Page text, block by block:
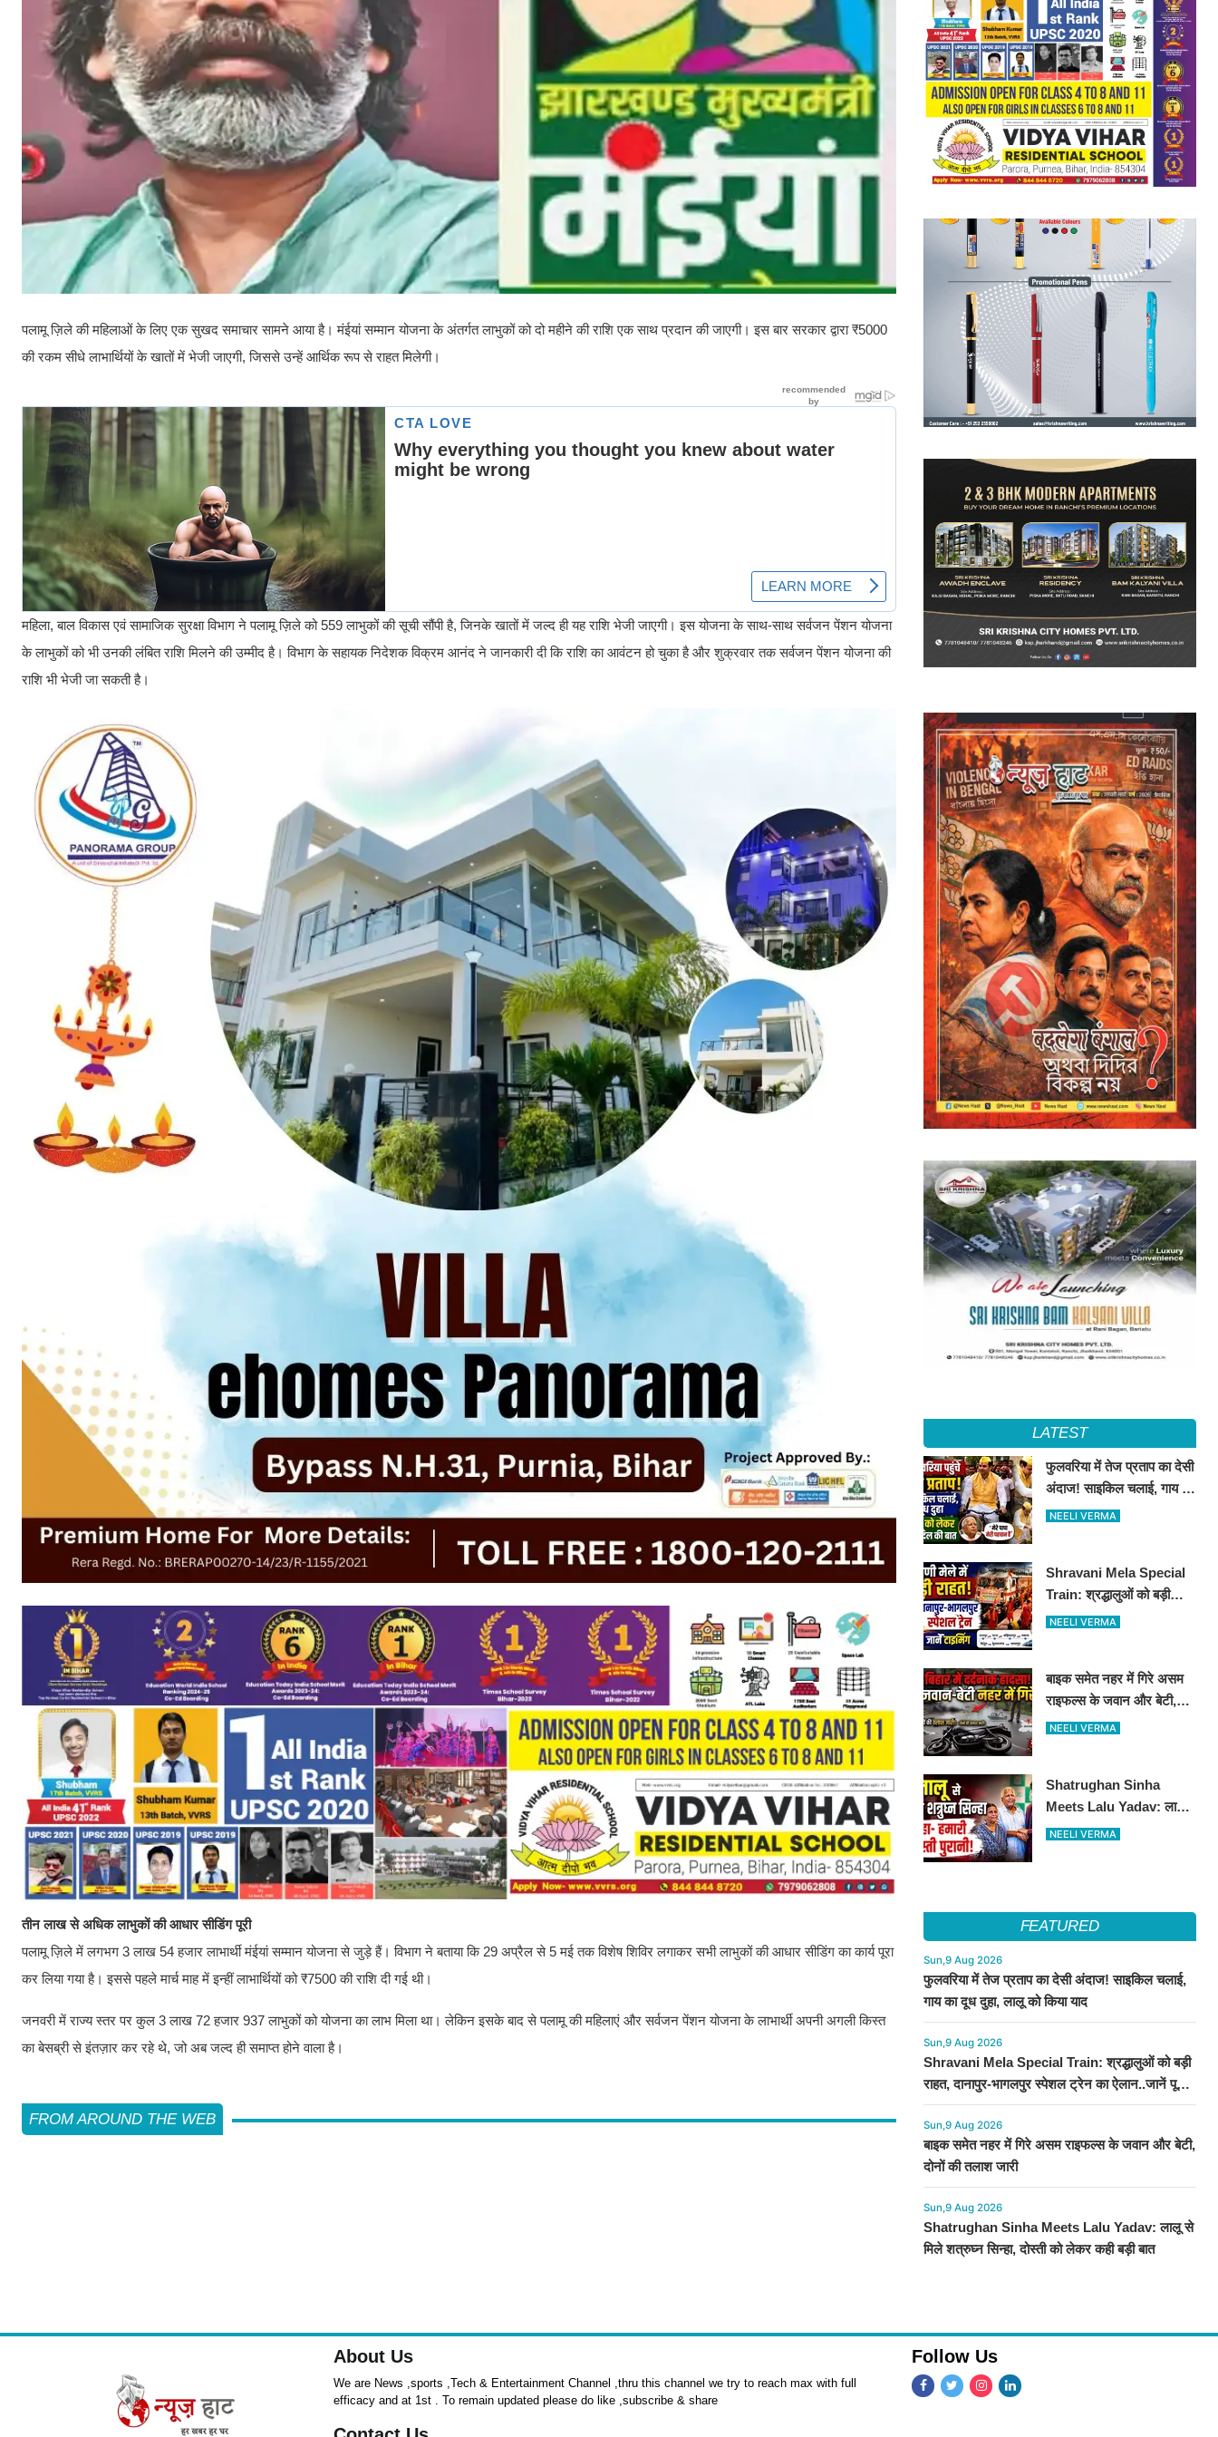
पलामू ज़िले की महिलाओं के लिए एक सुखद समाचार सामने आया है। मंईयां सम्मान योजना के अंतर्गत लाभुकों को दो महीने की राशि एक साथ प्रदान की जाएगी। इस बार सरकार द्वारा ₹5000
की रकम सीधे लाभार्थियों के खातों में भेजी जाएगी, जिससे उन्हें आर्थिक रूप से राहत मिलेगी।
महिला, बाल विकास एवं सामाजिक सुरक्षा विभाग ने पलामू ज़िले को 559 लाभुकों की सूची सौंपी है, जिनके खातों में जल्द ही यह राशि भेजी जाएगी। इस योजना के साथ-साथ सर्वजन पेंशन योजना
के लाभुकों को भी उनकी लंबित राशि मिलने की उम्मीद है। विभाग के सहायक निदेशक विक्रम आनंद ने जानकारी दी कि राशि का आवंटन हो चुका है और शुक्रवार तक सर्वजन पेंशन योजना की
राशि भी भेजी जा सकती है।
तीन लाख से अधिक लाभुकों की आधार सीडिंग पूरी
पलामू ज़िले में लगभग 3 लाख 54 हजार लाभार्थी मंईयां सम्मान योजना से जुड़े हैं। विभाग ने बताया कि 29 अप्रैल से 5 मई तक विशेष शिविर लगाकर सभी लाभुकों की आधार सीडिंग का कार्य पूरा
कर लिया गया है। इससे पहले मार्च माह में इन्हीं लाभार्थियों को ₹7500 की राशि दी गई थी।
जनवरी में राज्य स्तर पर कुल 3 लाख 72 हजार 937 लाभुकों को योजना का लाभ मिला था। लेकिन इसके बाद से पलामू की महिलाएं और सर्वजन पेंशन योजना के लाभार्थी अपनी अगली किस्त
का बेसब्री से इंतज़ार कर रहे थे, जो अब जल्द ही समाप्त होने वाला है।
FROM AROUND THE WEB
LATEST
फुलवरिया में तेज प्रताप का देसी
अंदाज! साइकिल चलाई, गाय का
दूध दुहा, लालू को किया याद
NEELI VERMA
Shravani Mela Special
Train: श्रद्धालुओं को बड़ी
राहत, दानापुर-भागलपुर स्पेशल
NEELI VERMA
बाइक समेत नहर में गिरे असम
राइफल्स के जवान और बेटी,
दोनों की तलाश जारी
NEELI VERMA
Shatrughan Sinha
Meets Lalu Yadav: लालू
से मिले शत्रुघ्न सिन्हा, दोस्ती
NEELI VERMA
FEATURED
Sun,9 Aug 2026
फुलवरिया में तेज प्रताप का देसी अंदाज! साइकिल चलाई,
गाय का दूध दुहा, लालू को किया याद
Sun,9 Aug 2026
Shravani Mela Special Train: श्रद्धालुओं को बड़ी
राहत, दानापुर-भागलपुर स्पेशल ट्रेन का ऐलान..जानें पूरा
टाइमटेबल...
Sun,9 Aug 2026
बाइक समेत नहर में गिरे असम राइफल्स के जवान और बेटी,
दोनों की तलाश जारी
Sun,9 Aug 2026
Shatrughan Sinha Meets Lalu Yadav: लालू से
मिले शत्रुघ्न सिन्हा, दोस्ती को लेकर कही बड़ी बात
About Us
We are News ,sports ,Tech & Entertainment Channel ,thru this channel we try to reach max with full
efficacy and at 1st . To remain updated please do like ,subscribe & share
Follow Us